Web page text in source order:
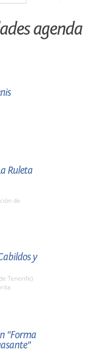
agenda
Ruleta
de
y
Tenerife)
"Forma